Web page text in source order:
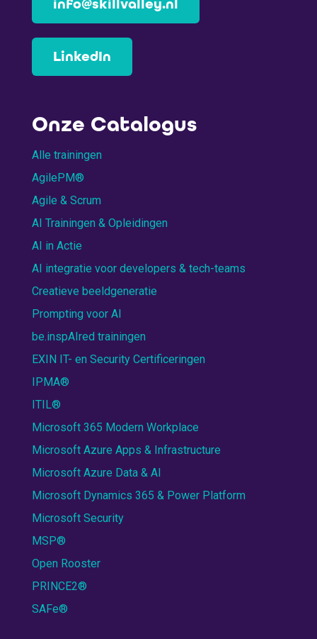
info@skillvalley.nl
LinkedIn
Onze Catalogus
Alle trainingen
AgilePM®
Agile & Scrum
AI Trainingen & Opleidingen
AI in Actie
AI integratie voor developers & tech-teams
Creatieve beeldgeneratie
Prompting voor AI
be.inspAIred trainingen
EXIN IT- en Security Certificeringen
IPMA®
ITIL®
Microsoft 365 Modern Workplace
Microsoft Azure Apps & Infrastructure
Microsoft Azure Data & AI
Microsoft Dynamics 365 & Power Platform
Microsoft Security
MSP®
Open Rooster
PRINCE2®
SAFe®